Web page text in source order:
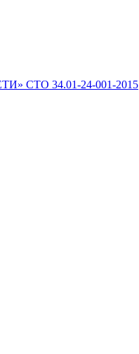
СТО 34.01-24-001-2015